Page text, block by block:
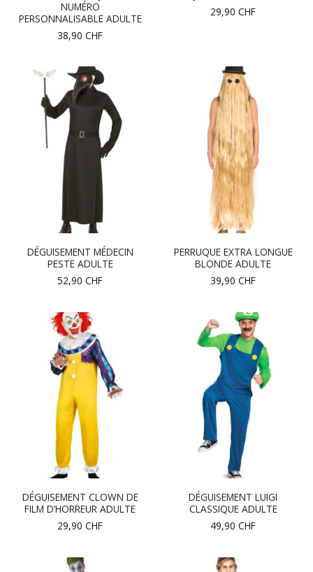
NUMÉRO
PERSONNALISABLE ADULTE
38,90 CHF
29,90 CHF
DÉGUISEMENT MÉDECIN
PESTE ADULTE
52,90 CHF
PERRUQUE EXTRA LONGUE
BLONDE ADULTE
39,90 CHF
DÉGUISEMENT CLOWN DE
FILM D’HORREUR ADULTE
29,90 CHF
DÉGUISEMENT LUIGI
CLASSIQUE ADULTE
49,90 CHF